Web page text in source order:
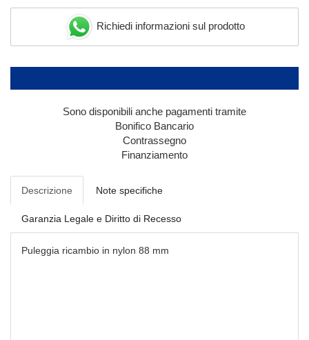
Richiedi informazioni sul prodotto
Sono disponibili anche pagamenti tramite
Bonifico Bancario
Contrassegno
Finanziamento
Descrizione Note specifiche
Garanzia Legale e Diritto di Recesso
Puleggia ricambio in nylon 88 mm